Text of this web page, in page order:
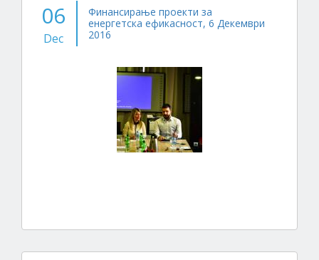
06
Dec
Финансирање проекти за
енергетска ефикасност, 6 Декември
2016